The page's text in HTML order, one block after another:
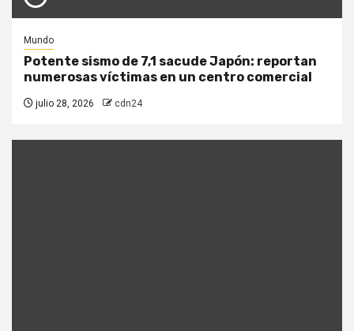
Mundo
Potente sismo de 7,1 sacude Japón: reportan
numerosas víctimas en un centro comercial
julio 28, 2026 cdn24